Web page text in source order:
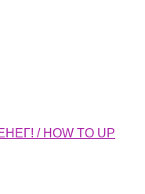
/ HOW TO UP